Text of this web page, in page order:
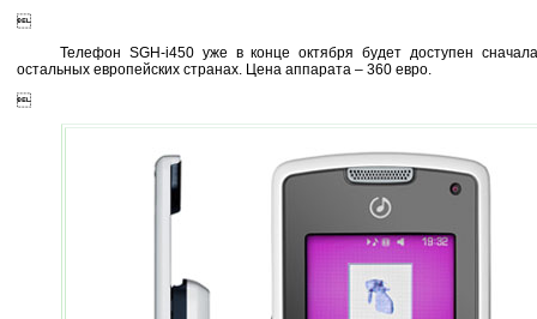

Телефон SGH-i450 уже в конце октября будет доступен
остальных европейских странах. Цена аппарата – 360 евро.
